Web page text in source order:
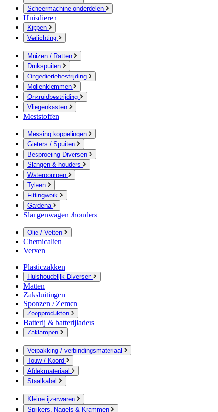
Scheermachine onderdelen
Huisdieren
Kippen
Verlichting
Muizen / Ratten
Drukspuiten
Ongediertebestrijding
Mollenklemmen
Onkruidbestrijding
Vliegenkasten
Meststoffen
Messing koppelingen
Gieters / Spuiten
Besproeiing Diversen
Slangen & houders
Waterpompen
Tyleen
Fittingwerk
Gardena
Slangenwagen-/houders
Olie / Vetten
Chemicalien
Verven
Plasticzakken
Huishoudelijk Diversen
Matten
Zaksluitingen
Sponzen / Zemen
Zeepprodukten
Batterij & batterijladers
Zaklampen
Verpakking-/ verbindingsmateriaal
Touw / Koord
Afdekmateriaal
Staalkabel
Kleine ijzerwaren
Spijkers, Nagels & Krammen